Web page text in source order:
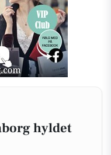
hyldet